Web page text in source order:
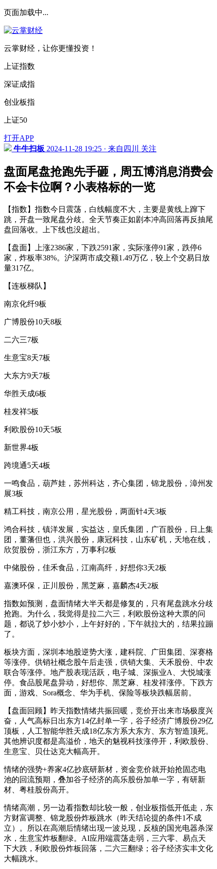
页面加载中...
云掌财经，让你更懂投资！
上证指数
深证成指
创业板指
上证50
打开APP
牛牛扫板 2024-11-28 19:25 · 来自四川 关注
盘面尾盘抢跑先手砸，周五博消息消费会
不会卡位啊？小表格标的一览
【指数】指数今日震荡，白线幅度不大，主要是黄线上蹿下
跳，开盘一致尾盘分歧。全天节奏正如剧本冲高回落再反抽尾
盘回落收。上下线也没超出。
【盘面】上涨2386家，下跌2591家，实际涨停91家，跌停6
家，炸板率38%。沪深两市成交额1.49万亿，较上个交易日放
量317亿。
【连板梯队】
南京化纤9板
广博股份10天8板
二六三7板
生意宝8天7板
大东方9天7板
华胜天成6板
桂发祥5板
利欧股份10天5板
新世界4板
跨境通5天4板
一鸣食品，葫芦娃，苏州科达，齐心集团，锦龙股份，漳州发
展3板
精工科技，南京公用，星光股份，两面针4天3板
鸿合科技，镇洋发展，实益达，皇氏集团，广百股份，日上集
团，董藩但也，洪兴股份，康冠科技，山东矿机，天地在线，
欣贺股份，浙江东方，万事利2板
中储股份，佳禾食品，江南高纤，好想你3天2板
嘉澳环保，正川股份，黑芝麻，嘉麟杰4天2板
指数如预测，盘面情绪大半天都是修复的，只有尾盘跳水分歧
抢跑。为什么，我觉得是拉二六三，利欧股份这种大票的问
题，都说了炒小炒小，上午好好的，下午就拉大的，结果拉蹦
了。
板块方面，深圳本地股逆势大涨，建科院、广田集团、深赛格
等涨停。供销社概念股午后走强，供销大集、天禾股份、中农
联合等涨停。地产股表现活跃，电子城、深振业A、大悦城涨
停。食品股尾盘异动，好想你、黑芝麻、桂发祥涨停。下跌方
面，游戏、Sora概念、华为手机、保险等板块跌幅居前。
【盘面回顾】昨天指数情绪共振回暖，竞价开出来市场极度兴
奋，人气高标日出东方14亿封单一字，谷子经济广博股份29亿
顶板，人工智能华胜天成18亿东方系大东方、东方智造顶死。
其他辨识度都是高溢价，地天的魅视科技涨停开，利欧股份、
生意宝、贝仕达克大幅高开。
情绪的强势+养家4亿抄底研新材，资金竞价就开始抢固态电
池的回流预期，叠加谷子经济的高乐股份加单一字，有研新
材、粤桂股份高开。
情绪高潮，另一边看指数却比较一般，创业板指低开低走，东
方财富调整、锦龙股份炸板跳水（昨天结论提的条件1不成
立）。所以在高潮后情绪出现一波兑现，反核的国光电器杀深
水，生意宝炸板翻绿。AI应用端震荡走弱，三六零、易点天
下大跌，利欧股份炸板回落，二六三翻绿；谷子经济实丰文化
大幅跳水。